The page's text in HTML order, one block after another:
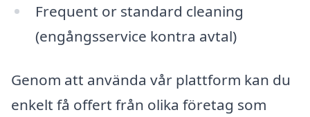
Frequent or standard cleaning
(engångsservice kontra avtal)
Genom att använda vår plattform kan du
enkelt få offert från olika företag som